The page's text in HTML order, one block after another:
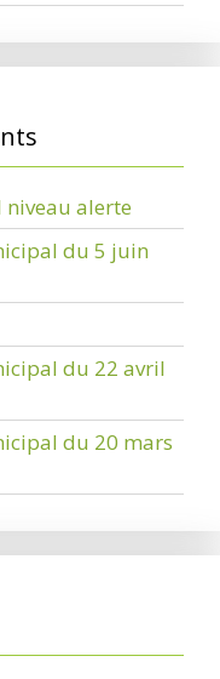
niveau alerte
du 5 juin
du 22 avril
du 20 mars